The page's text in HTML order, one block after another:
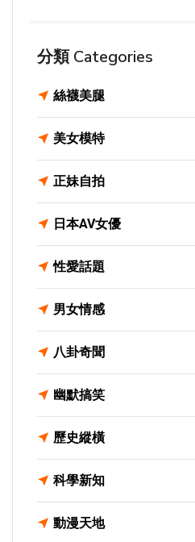
分類 Categories
絲襪美腿
美女模特
正妹自拍
日本AV女優
性愛話題
男女情感
八卦奇聞
幽默搞笑
歷史縱橫
科學新知
動漫天地